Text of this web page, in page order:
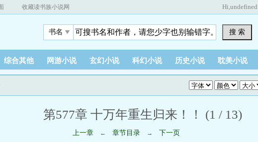
收藏读书族小说网 Hi,undefined
书名 搜 索
综合其他 网游小说 玄幻小说 科幻小说 历史小说 耽美小说
第577章 十万年重生归来！！ (1 / 13)
上一章 ← 章节目录 → 下一页